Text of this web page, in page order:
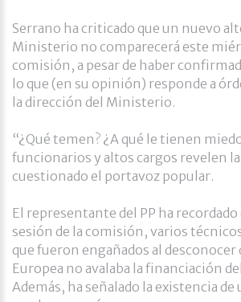
Serrano ha criticado que un nuevo
Ministerio no comparecerá este
comisión, a pesar de haber
lo que (en su opinión) responde a
la dirección del Ministerio.
“¿Qué temen? ¿A qué le tienen
funcionarios y altos cargos revelen la
cuestionado el portavoz popular.
El representante del PP ha recordado
sesión de la comisión, varios
que fueron engañados al desconocer
Europea no avalaba la financiación
Además, ha señalado la existencia